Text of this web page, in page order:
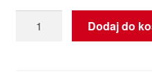
Poduszka
Dodaj do